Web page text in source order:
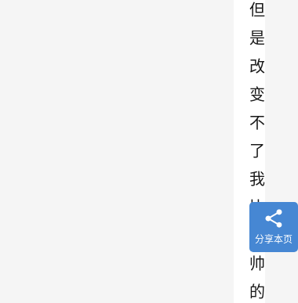
但
是
改
变
不
了
我
比
你
帅
的
分享本页